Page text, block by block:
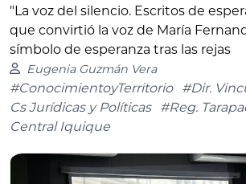
"La voz del silencio. Escritos de
que convirtió la voz de María
símbolo de esperanza tras las rejas
Eugenia Guzmán Vera
#ConocimientoyTerritorio #Dir.
Cs Jurídicas y Políticas
#Reg.
Central Iquique